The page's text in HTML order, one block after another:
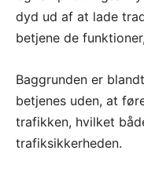
dyd ud af at lade
betjene de
Baggrunden er
betjenes uden, at
trafikken, hvilket
trafiksikkerheden.